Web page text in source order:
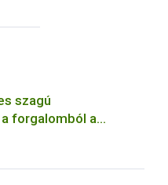
szagú
forgalomból a